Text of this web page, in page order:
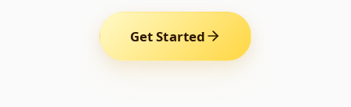
Get Started